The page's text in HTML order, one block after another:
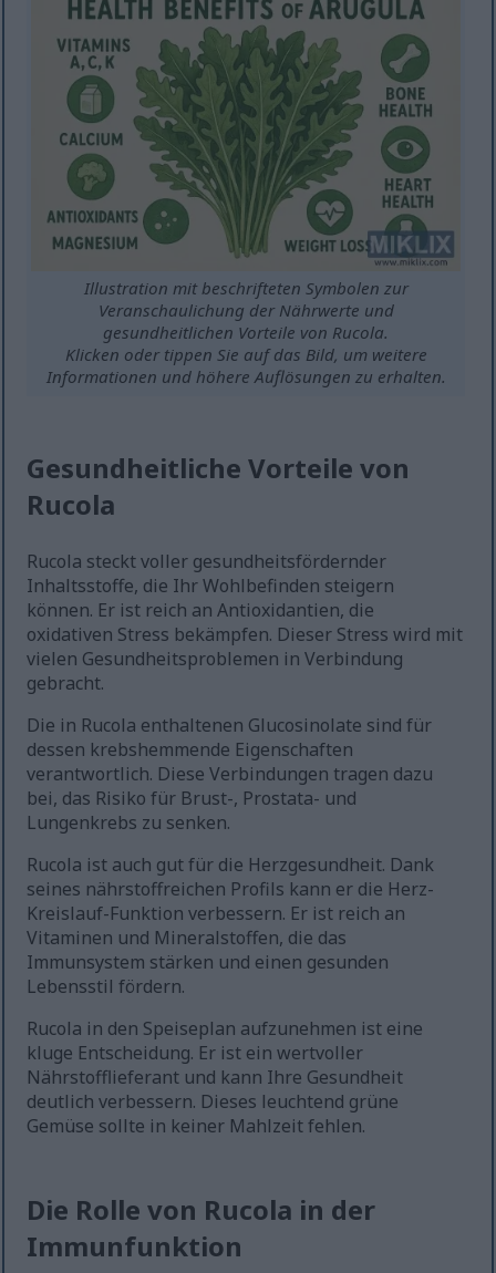
Illustration mit beschrifteten Symbolen zur
Veranschaulichung der Nährwerte und
gesundheitlichen Vorteile von Rucola.
Klicken oder tippen Sie auf das Bild, um weitere
Informationen und höhere Auflösungen zu erhalten.
Gesundheitliche Vorteile von
Rucola
Rucola steckt voller gesundheitsfördernder
Inhaltsstoffe, die Ihr Wohlbefinden steigern
können. Er ist reich an Antioxidantien, die
oxidativen Stress bekämpfen. Dieser Stress wird mit
vielen Gesundheitsproblemen in Verbindung
gebracht.
Die in Rucola enthaltenen Glucosinolate sind für
dessen krebshemmende Eigenschaften
verantwortlich. Diese Verbindungen tragen dazu
bei, das Risiko für Brust-, Prostata- und
Lungenkrebs zu senken.
Rucola ist auch gut für die Herzgesundheit. Dank
seines nährstoffreichen Profils kann er die Herz-
Kreislauf-Funktion verbessern. Er ist reich an
Vitaminen und Mineralstoffen, die das
Immunsystem stärken und einen gesunden
Lebensstil fördern.
Rucola in den Speiseplan aufzunehmen ist eine
kluge Entscheidung. Er ist ein wertvoller
Nährstofflieferant und kann Ihre Gesundheit
deutlich verbessern. Dieses leuchtend grüne
Gemüse sollte in keiner Mahlzeit fehlen.
Die Rolle von Rucola in der
Immunfunktion